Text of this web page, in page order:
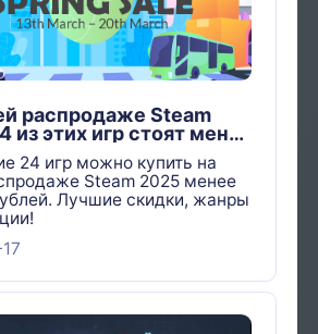
распродаже Steam
из этих игр стоят менее
24 игр можно купить на
Steam 2025 менее
Лучшие скидки, жанры